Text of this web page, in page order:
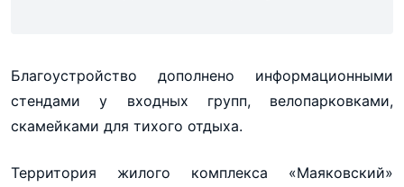
Благоустройство дополнено информационными
стендами у входных групп, велопарковками,
скамейками для тихого отдыха.
Территория жилого комплекса «Маяковский»